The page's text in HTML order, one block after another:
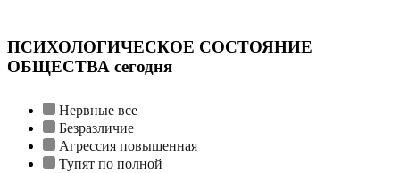
ПСИХОЛОГИЧЕСКОЕ СОСТОЯНИЕ
ОБЩЕСТВА сегодня
Нервные все
Безразличие
Агрессия повышенная
Тупят по полной